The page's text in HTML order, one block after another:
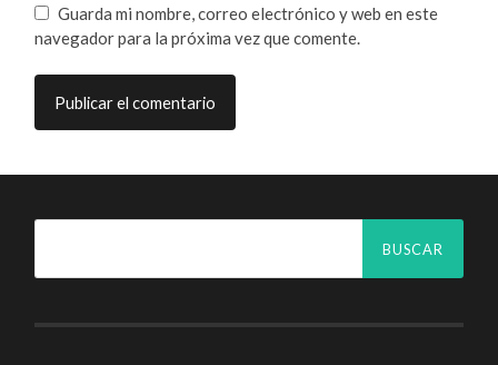
Guarda mi nombre, correo electrónico y web en este
navegador para la próxima vez que comente.